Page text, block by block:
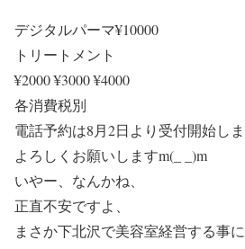
デジタルパーマ¥10000
トリートメント
¥2000 ¥3000 ¥4000
各消費税別
電話予約は8月2日より受付開始し
よろしくお願いしますm(_ _)m
いやー、なんかね、
正直不安ですよ、
まさか下北沢で美容室経営する事